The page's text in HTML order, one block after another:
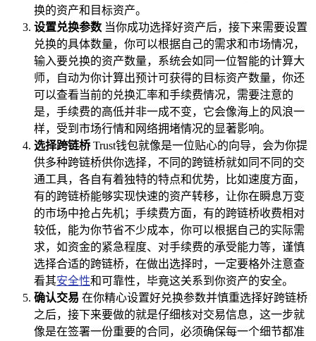
换的资产和目标资产。
设置兑换参数 当你成功选择好资产后，接下来需要设置
兑换的具体数量，你可以根据自己的需求和市场情况，
输入要兑换的资产数量，系统会如同一位智能的计算大
师，自动为你计算出预计可获得的目标资产数量，你还
可以查看当前的兑换汇率和手续费情况，需要注意的
是，手续费的高低并非一成不变，它会像海上的风浪一
样，受到市场行情和网络拥堵情况的显著影响。
选择跨链桥Trust钱包就像是一位贴心的向导，会为你提
供多种跨链桥供你选择，不同的跨链桥就如同不同的交
通工具，各自有着独特的特点和优势，比如速度方面，
有的跨链桥能够实现快速的资产转移，让你在瞬息万变
的市场中抢占先机；手续费方面，有的跨链桥收费相对
较低，能为你节省不少成本，你可以根据自己的实际需
求，如资金的紧急程度、对手续费的承受能力等，谨慎
选择合适的跨链桥，在做出选择时，一定要格外注意查
看其安全性和可靠性，毕竟这关系到你资产的安全。
确认交易 在你精心设置好兑换参数并慎重选择好跨链桥
之后，接下来要做的就是仔细核对交易信息，这一步就
像是在签署一份重要的合同，必须确保每一个细节都准